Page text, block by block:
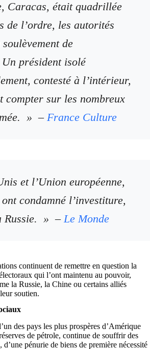
Caracas, était quadrillée
de l’ordre, les autorités
de
président isolé
contesté à l’intérieur,
compter sur les nombreux
» – France Culture
et l’Union européenne,
condamné l’investiture,
Russie. » –Le Monde
continuent de remettre en question la
qui l’ont maintenu au pouvoir,
la Russie, la Chine ou certains alliés
soutien.
des pays les plus prospères d’Amérique
de pétrole, continue de souffrir des
pénurie de biens de première nécessité